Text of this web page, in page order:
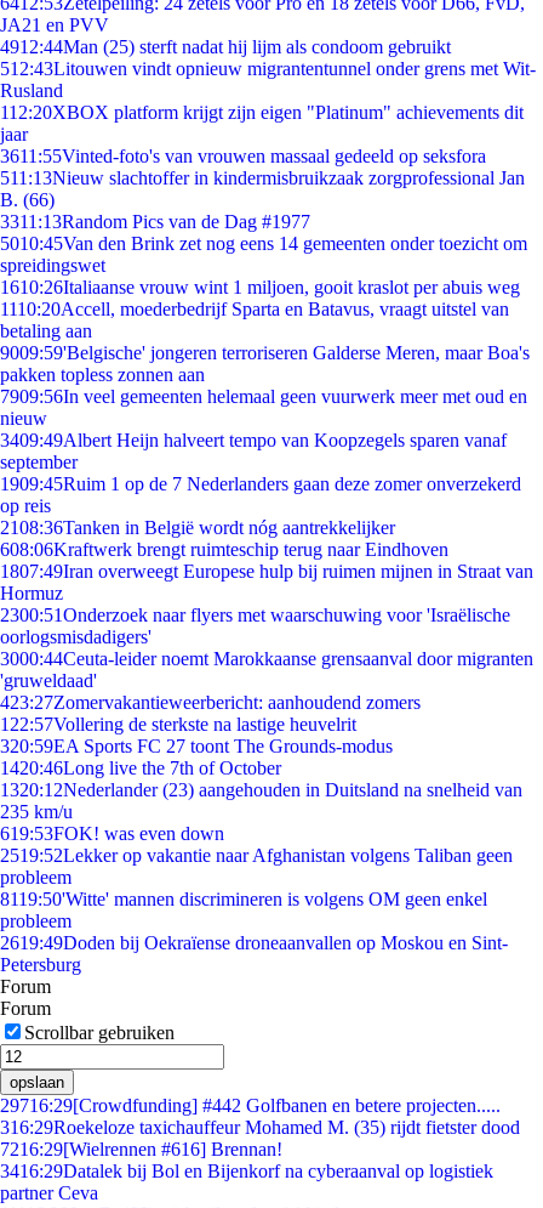
JA21 en PVV
4912:44Man (25) sterft nadat hij lijm als condoom gebruikt
512:43Litouwen vindt opnieuw migrantentunnel onder grens met Wit-
Rusland
112:20XBOX platform krijgt zijn eigen "Platinum" achievements dit
jaar
3611:55Vinted-foto's van vrouwen massaal gedeeld op seksfora
511:13Nieuw slachtoffer in kindermisbruikzaak zorgprofessional Jan
B. (66)
3311:13Random Pics van de Dag #1977
5010:45Van den Brink zet nog eens 14 gemeenten onder toezicht om
spreidingswet
1610:26Italiaanse vrouw wint 1 miljoen, gooit kraslot per abuis weg
1110:20Accell, moederbedrijf Sparta en Batavus, vraagt uitstel van
betaling aan
9009:59'Belgische' jongeren terroriseren Galderse Meren, maar Boa's
pakken topless zonnen aan
7909:56In veel gemeenten helemaal geen vuurwerk meer met oud en
nieuw
3409:49Albert Heijn halveert tempo van Koopzegels sparen vanaf
september
1909:45Ruim 1 op de 7 Nederlanders gaan deze zomer onverzekerd
op reis
2108:36Tanken in België wordt nóg aantrekkelijker
608:06Kraftwerk brengt ruimteschip terug naar Eindhoven
1807:49Iran overweegt Europese hulp bij ruimen mijnen in Straat van
Hormuz
2300:51Onderzoek naar flyers met waarschuwing voor 'Israëlische
oorlogsmisdadigers'
3000:44Ceuta-leider noemt Marokkaanse grensaanval door migranten
'gruweldaad'
423:27Zomervakantieweerbericht: aanhoudend zomers
1 22:57Vollering de sterkste na lastige heuvelrit
320:59EA Sports FC 27 toont The Grounds-modus
1420:46Long live the 7th of October
1320:12Nederlander (23) aangehouden in Duitsland na snelheid van
235 km/u
619:53FOK! was even down
2519:52Lekker op vakantie naar Afghanistan volgens Taliban geen
probleem
8119:50'Witte' mannen discrimineren is volgens OM geen enkel
probleem
2619:49Doden bij Oekraïense droneaanvallen op Moskou en Sint-
Petersburg
Forum
Forum
Scrollbar gebruiken
opslaan
29716:29[Crowdfunding] #442 Golfbanen en betere projecten.....
316:29Roekeloze taxichauffeur Mohamed M. (35) rijdt fietster dood
7216:29[Wielrennen #616] Brennan!
3416:29Datalek bij Bol en Bijenkorf na cyberaanval op logistiek
partner Ceva